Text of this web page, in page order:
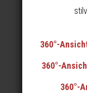
360°-
360°-
360°-